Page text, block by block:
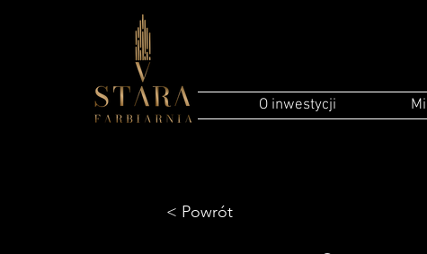
O inwestycji
< Powrót